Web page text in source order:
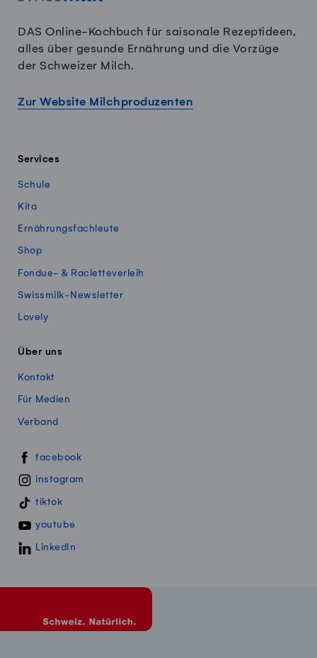
DAS Online-Kochbuch für saisonale Rezeptideen,
alles über gesunde Ernährung und die Vorzüge
der Schweizer Milch.
Zur Website Milchproduzenten
Services
Schule
Kita
Ernährungsfachleute
Shop
Fondue- & Racletteverleih
Swissmilk-Newsletter
Lovely
Über uns
Kontakt
Für Medien
Verband
Swissmillk auf Social Media
facebook
instagram
tiktok
youtube
LinkedIn